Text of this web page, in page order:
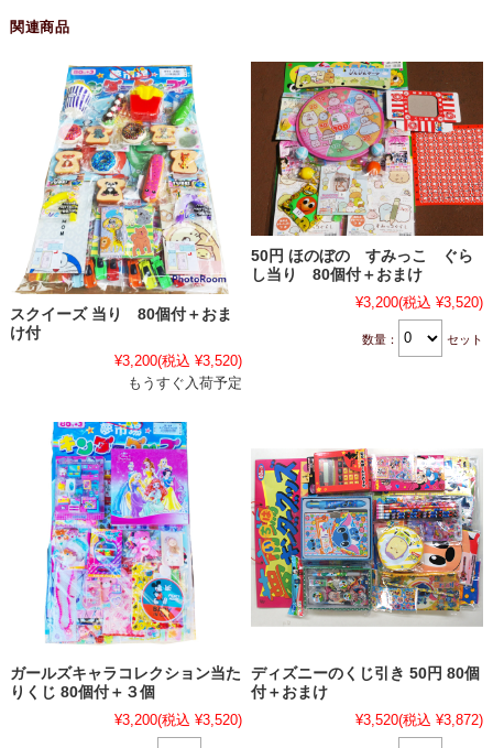
関連商品
スクイーズ 当り 80個付＋おま
け付
¥3,200(税込 ¥3,520)
もうすぐ入荷予定
50円 ほのぼの すみっこ ぐら
し当り 80個付＋おまけ
¥3,200(税込 ¥3,520)
数量： セット
ガールズキャラコレクション当た
りくじ 80個付＋３個
¥3,200(税込 ¥3,520)
ディズニーのくじ引き 50円 80個
付＋おまけ
¥3,520(税込 ¥3,872)